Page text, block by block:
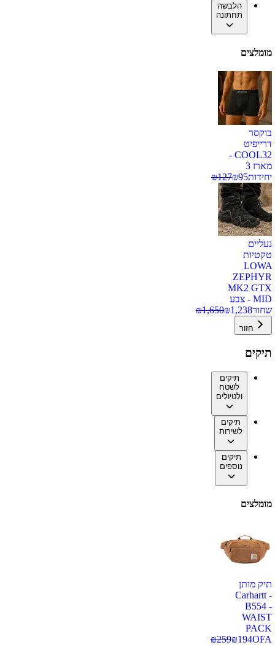
הלבשה
תחתונה
מומלצים
בוקסר
דרייפיט
COOL32 -
מארז 3
יחידות
₪95
₪127
נעליים
טקטיות
LOWA
ZEPHYR
MK2 GTX
MID - צבע
שחור
₪1,238
₪1,650
חזור
תיקים
תיקים
לשטח
ולטיולים
תיקים
לשירות
תיקים
נוספים
מומלצים
תיק מותן
Carhartt -
B554 -
WAIST
PACK
OFA
₪194
₪259